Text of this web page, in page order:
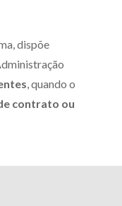
dispõe
, quando o
contrato ou